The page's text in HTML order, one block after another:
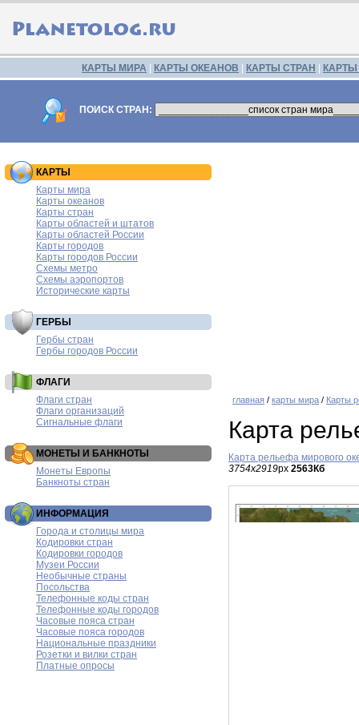
КАРТЫ МИРА КАРТЫ ОКЕАНОВ КАРТЫ СТРАН
ПОИСК СТРАН:
КАРТЫ
Карты мира
Карты океанов
Карты стран
Карты областей и штатов
Карты областей России
Карты городов
Карты городов России
Схемы метро
Схемы аэропортов
Исторические карты
ГЕРБЫ
Гербы стран
Гербы городов России
ФЛАГИ
Флаги стран
Флаги организаций
Сигнальные флаги
МОНЕТЫ И БАНКНОТЫ
Монеты Европы
Банкноты стран
ИНФОРМАЦИЯ
Города и столицы мира
Кодировки стран
Кодировки городов
Музеи России
Необычные страны
Посольства
Телефонные коды стран
Телефонные коды городов
Часовые пояса стран
Часовые пояса городов
Национальные праздники
Розетки и вилки стран
Платные опросы
главная / карты мира / Карты
Карта
Карта рельефа мирового
3754x2919px 2563Кб